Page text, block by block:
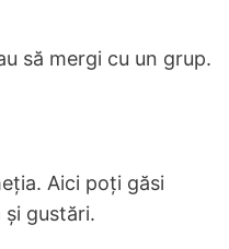
să mergi cu un grup.
Aici poți găsi
gustări.